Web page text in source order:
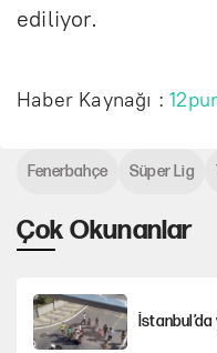
ediliyor.
Haber Kaynağı :
Çok Okunanlar
Fenerbahçe Süper Lig